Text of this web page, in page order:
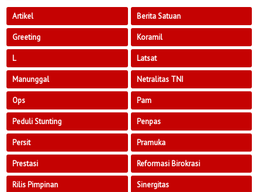
Artikel Berita Satuan
Greeting Koramil
L Latsat
Manunggal Netralitas TNI
Ops Pam
Peduli Stunting Penpas
Persit Pramuka
Prestasi Reformasi Birokrasi
Rilis Pimpinan Sinergitas